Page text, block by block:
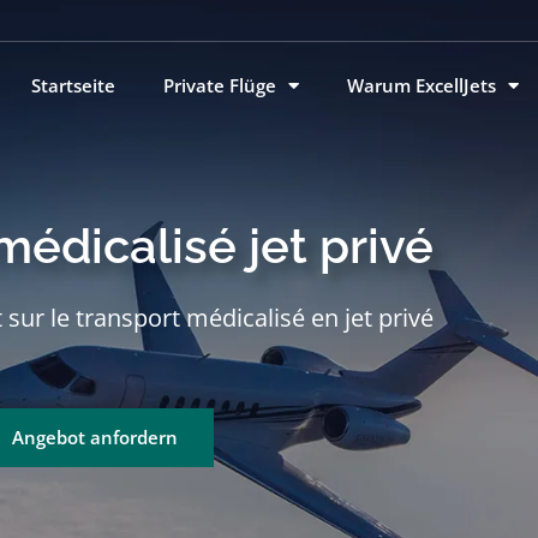
Startseite Private Flüge Warum ExcellJets
jet privé
sur le transport médicalisé en jet privé
Angebot anfordern